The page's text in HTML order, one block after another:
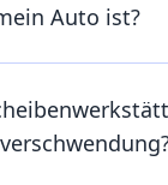
Auto ist?